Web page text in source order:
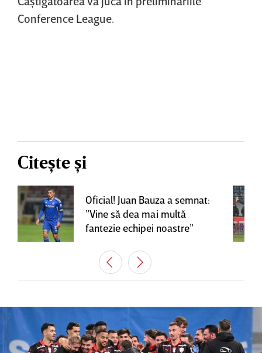
Conference League.
Citește și
Oficial! Juan Bauza a semnat:
”Vine să dea mai multă
fantezie echipei noastre”